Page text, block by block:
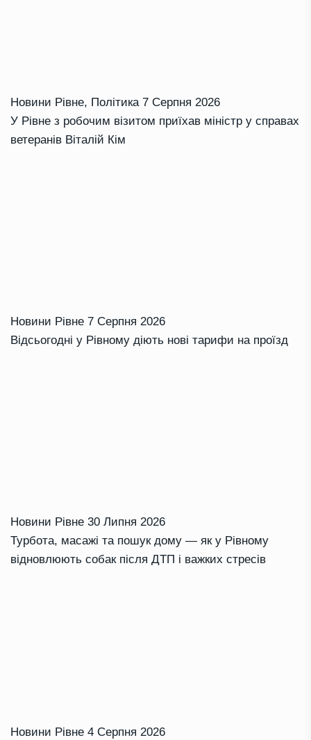
Новини Рівне, Політика 7 Серпня 2026
У Рівне з робочим візитом приїхав міністр у справах
ветеранів Віталій Кім
Новини Рівне 7 Серпня 2026
Відсьогодні у Рівному діють нові тарифи на проїзд
Новини Рівне 30 Липня 2026
Турбота, масажі та пошук дому — як у Рівному
відновлюють собак після ДТП і важких стресів
Новини Рівне 4 Серпня 2026